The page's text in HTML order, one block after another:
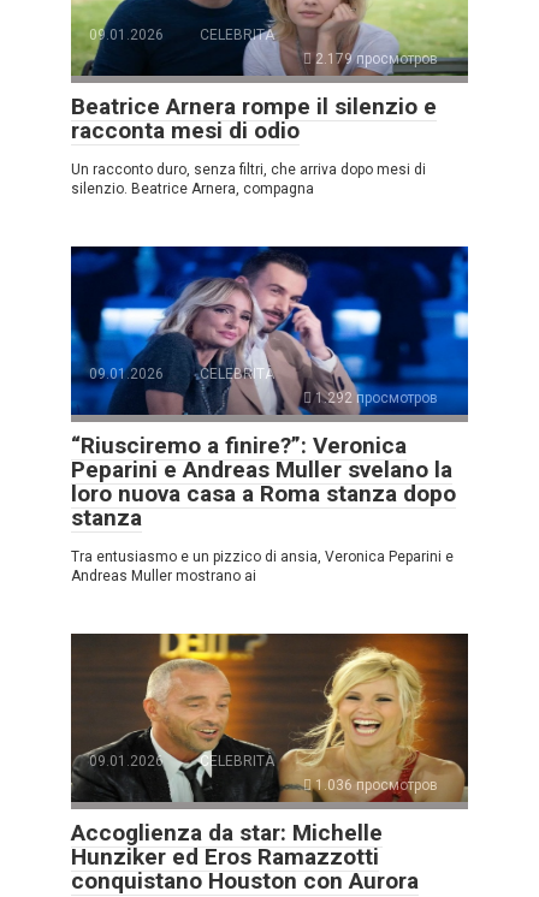
09.01.2026
CELEBRITÀ
2.179 просмотров
Beatrice Arnera rompe il silenzio e
racconta mesi di odio
Un racconto duro, senza filtri, che arriva dopo mesi di
silenzio. Beatrice Arnera, compagna
09.01.2026
CELEBRITÀ
1.292 просмотров
“Riusciremo a finire?”: Veronica
Peparini e Andreas Muller svelano la
loro nuova casa a Roma stanza dopo
stanza
Tra entusiasmo e un pizzico di ansia, Veronica Peparini e
Andreas Muller mostrano ai
09.01.2026
CELEBRITÀ
1.036 просмотров
Accoglienza da star: Michelle
Hunziker ed Eros Ramazzotti
conquistano Houston con Aurora